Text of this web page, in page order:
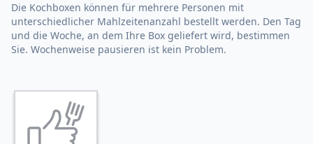
Die Kochboxen können für mehrere Personen mit
unterschiedlicher Mahlzeitenanzahl bestellt werden. Den Tag
und die Woche, an dem Ihre Box geliefert wird, bestimmen
Sie. Wochenweise pausieren ist kein Problem.